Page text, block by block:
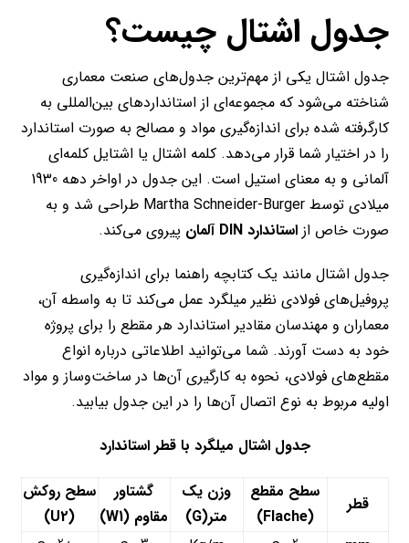
جدول اشتال چیست؟
جدول اشتال یکی از مهم‌ترین جدول‌های صنعت معماری
شناخته می‌شود که مجموعه‌ای از استانداردهای بین‌المللی به
کارگرفته شده برای اندازه‌گیری مواد و مصالح به صورت استاندارد
را در اختیار شما قرار می‌دهد. کلمه اشتال یا اشتایل کلمه‌ای
آلمانی و به معنای استیل است. این جدول در اواخر دهه 1930
میلادی توسط Martha Schneider-Burger طراحی شد و به
صورت خاص ازاستاندارد DIN آلمان
پیروی می‌کند.
جدول اشتال مانند یک کتابچه راهنما برای اندازه‌گیری
پروفیل‌های فولادی نظیر میلگرد عمل می‌کند تا به واسطه آن،
معماران و مهندسان مقادیر استاندارد هر مقطع را برای پروژه
خود به دست آورند. شما می‌توانید اطلاعاتی درباره انواع
مقطع‌های فولادی، نحوه به کارگیری آن‌ها در ساخت‌وساز و مواد
اولیه مربوط به نوع اتصال آن‌ها را در این جدول بیابید.
جدول اشتال میلگرد با قطر استاندارد
قطر
سطح مقطع
(
Flache
)
وزن یک
متر(G
)
گشتاور
مقاوم (W1
)
سطح روکش
(
U2
)